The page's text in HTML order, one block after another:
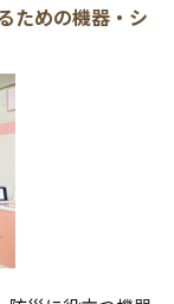
ための機器・シ